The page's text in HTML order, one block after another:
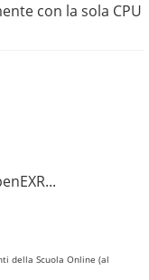
con la sola CPU
della Scuola Online (al